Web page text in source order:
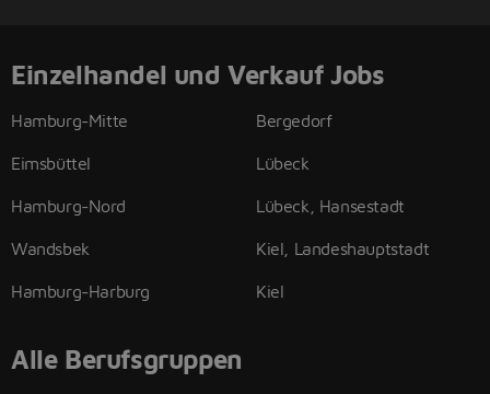
Einzelhandel und Verkauf Jobs
Hamburg-Mitte
Eimsbüttel
Hamburg-Nord
Wandsbek
Hamburg-Harburg
Bergedorf
Lübeck
Lübeck, Hansestadt
Kiel, Landeshauptstadt
Kiel
Alle Berufsgruppen